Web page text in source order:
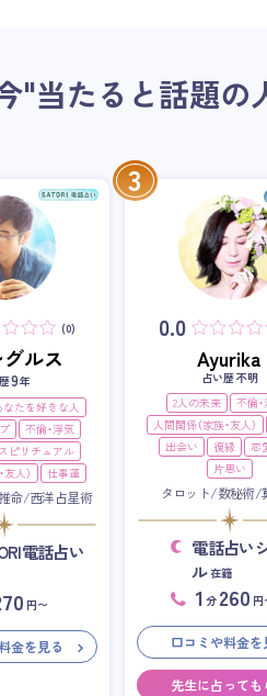
"当たると話題の
(0)
グルス
9年
なたを好きな人
不倫・浮気
ピリチュアル
人）
仕事運
命/西洋占星術
電話占い
円〜
金を見る
3
0.0
Ayurika
占い歴 不明
2人の未来
不倫
人間関係（家族・友人）
出会い
復縁
恋
片思い
タロット/数秘術/
電話占い
ル在籍
1 分 260 円
口コミや料金を
先生に占っても